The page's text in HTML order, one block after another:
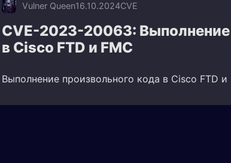
Vulner Queen16.10.2024CVE
CVE-2023-20063: Выполнение
в Cisco FTD и FMC
Выполнение произвольного кода в Cisco FTD и